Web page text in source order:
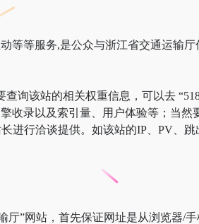
等服务,是公众与浙江省交通运输厅
查询该站的相关权重信息，可以去
收录以及索引量、用户体验等；当然
进行洽谈提供。如该站的IP、PV、跳
”网站，首先保证网址是从浏览器/